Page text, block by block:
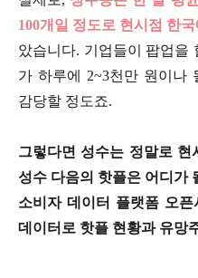
100개일 정도로 현시점 한
았습니다. 기업들이 팝업을
가 하루에 2~3천만 원이나
감당할 정도죠.
그렇다면 성수는 정말로 현
성수 다음의 핫플은 어디가
소비자 데이터 플랫폼 오
데이터로 핫플 현황과 유망